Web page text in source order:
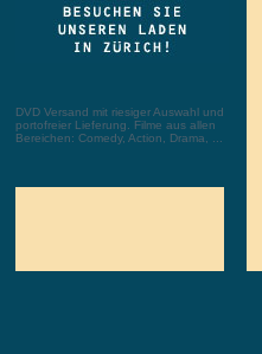
DVD Versand mit riesiger Auswahl und
portofreier Lieferung. Filme aus allen
Bereichen: Comedy, Action, Drama, ...